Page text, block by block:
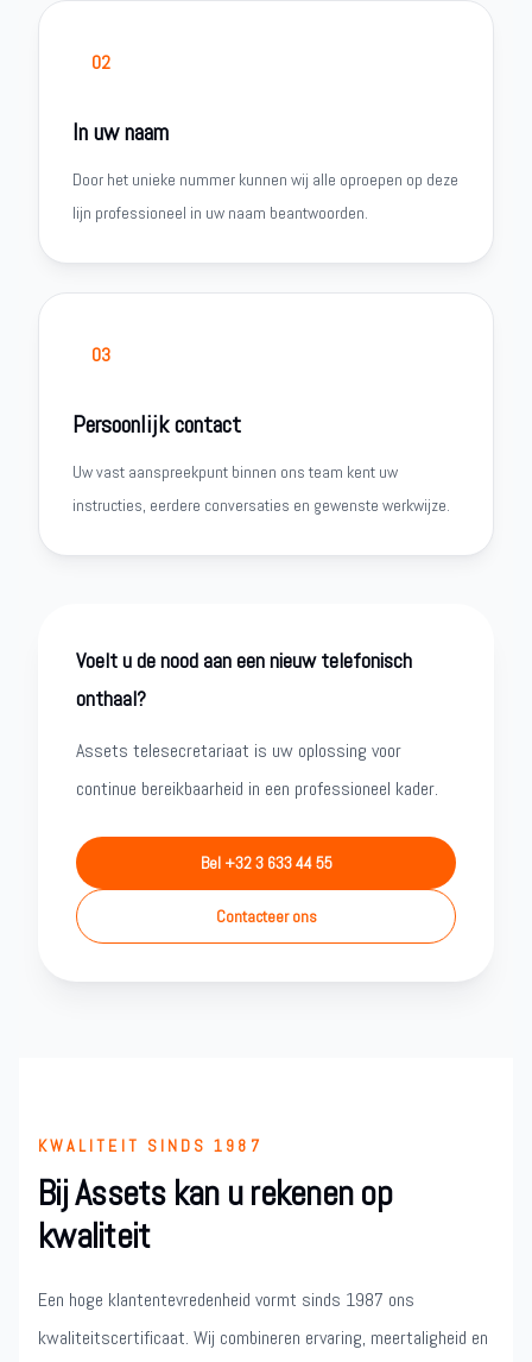
02
In uw naam
Door het unieke nummer kunnen wij alle oproepen op deze
lijn professioneel in uw naam beantwoorden.
03
Persoonlijk contact
Uw vast aanspreekpunt binnen ons team kent uw
instructies, eerdere conversaties en gewenste werkwijze.
Voelt u de nood aan een nieuw telefonisch
onthaal?
Assets telesecretariaat is uw oplossing voor
continue bereikbaarheid in een professioneel kader.
Bel +32 3 633 44 55
Contacteer ons
KWALITEIT SINDS 1987
Bij Assets kan u rekenen op
kwaliteit
Een hoge klantentevredenheid vormt sinds 1987 ons
kwaliteitscertificaat. Wij combineren ervaring, meertaligheid en